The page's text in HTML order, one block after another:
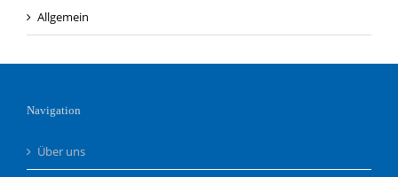
Allgemein
Navigation
Über uns